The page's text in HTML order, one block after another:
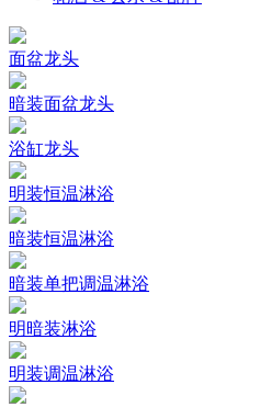
面盆龙头
暗装面盆龙头
浴缸龙头
明装恒温淋浴
暗装恒温淋浴
暗装单把调温淋浴
明暗装淋浴
明装调温淋浴